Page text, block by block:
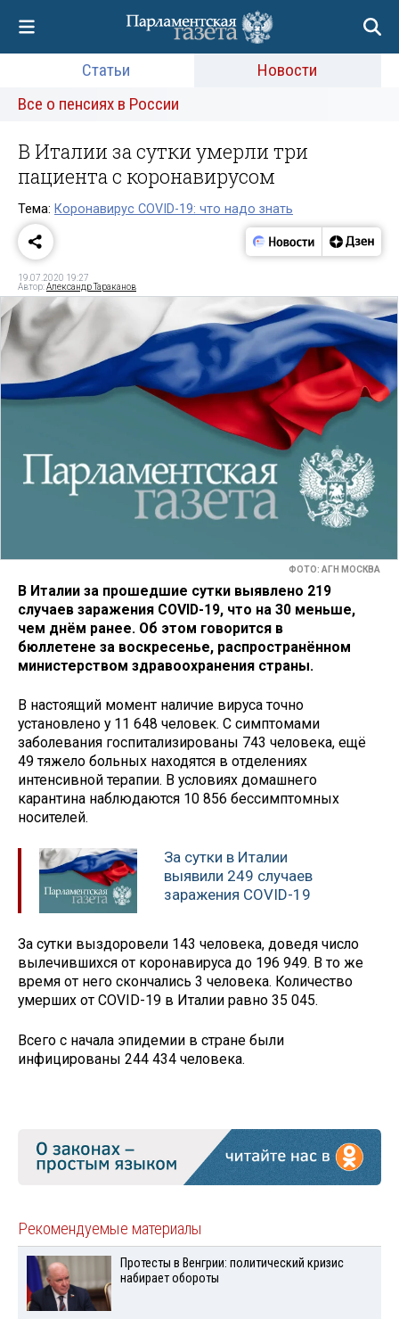
Статьи
Новости
Все о пенсиях в России
В Италии за сутки умерли три
пациента с коронавирусом
Тема: Коронавирус COVID-19: что надо знать
19.07.2020 19:27
Автор:Александр Тараканов
ФОТО: АГН МОСКВА
В Италии за прошедшие сутки выявлено 219
случаев заражения COVID-19, что на 30 меньше,
чем днём ранее. Об этом говорится в
бюллетене за воскресенье, распространённом
министерством здравоохранения страны.
В настоящий момент наличие вируса точно
установлено у 11 648 человек. С симптомами
заболевания госпитализированы 743 человека, ещё
49 тяжело больных находятся в отделениях
интенсивной терапии. В условиях домашнего
карантина наблюдаются 10 856 бессимптомных
носителей.
За сутки в Италии
выявили 249 случаев
заражения COVID-19
За сутки выздоровели 143 человека, доведя число
вылечившихся от коронавируса до 196 949. В то же
время от него скончались 3 человека. Количество
умерших от COVID-19 в Италии равно 35 045.
Всего с начала эпидемии в стране были
инфицированы 244 434 человека.
Рекомендуемые материалы
Протесты в Венгрии: политический кризис
набирает обороты